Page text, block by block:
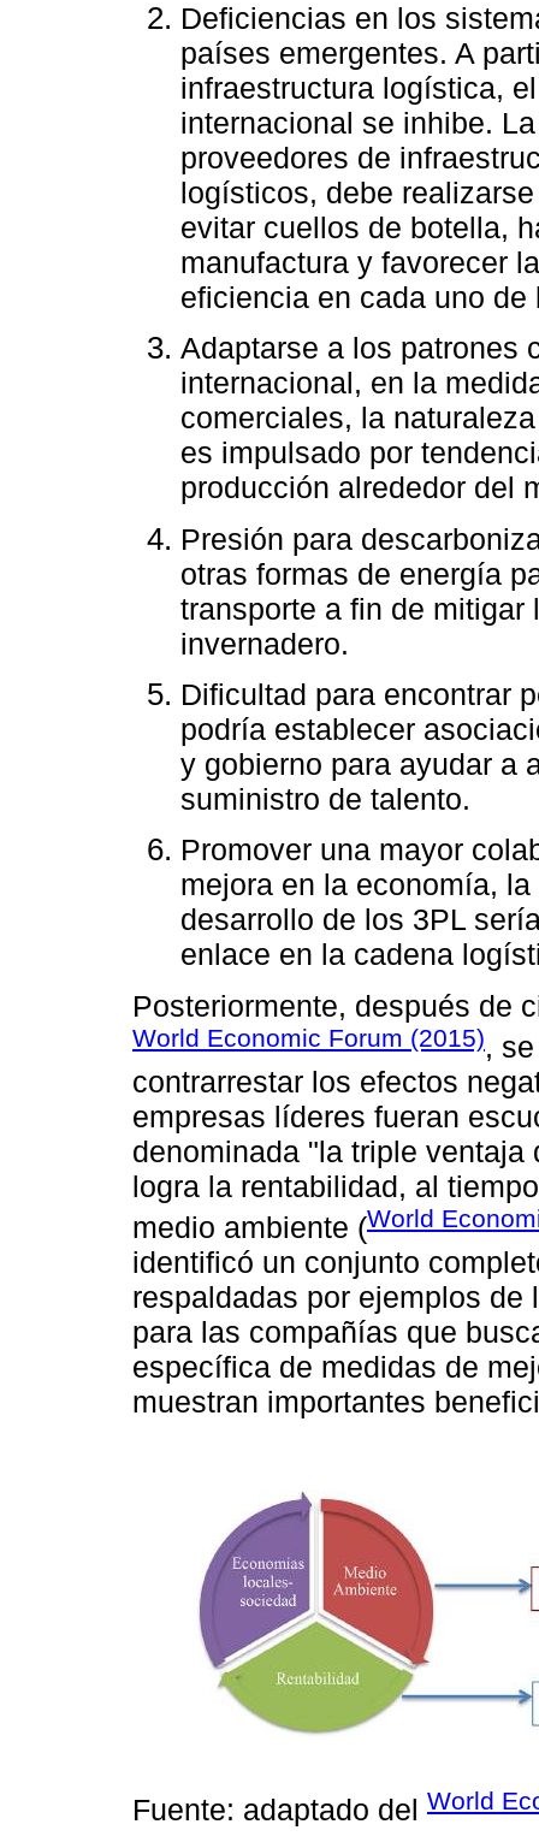
Deficiencias en los
países emergentes. A
infraestructura logística,
internacional se inhibe.
proveedores de
logísticos, debe
evitar cuellos de botella,
manufactura y favorecer
eficiencia en cada uno
Adaptarse a los patrones
internacional, en la
comerciales, la
es impulsado por
producción alrededor del
Presión para
otras formas de energía
transporte a fin de
invernadero.
Dificultad para encontrar
podría establecer
y gobierno para ayudar a
suministro de talento.
Promover una mayor
mejora en la economía,
desarrollo de los 3PL
enlace en la cadena
Posteriormente, después de
World Economic Forum (2015),
contrarrestar los efectos
empresas líderes fueran
denominada "la triple
logra la rentabilidad, al
medio ambiente (World
identificó un conjunto
respaldadas por ejemplos
para las compañías que
específica de medidas de
muestran importantes
Fuente: adaptado del World